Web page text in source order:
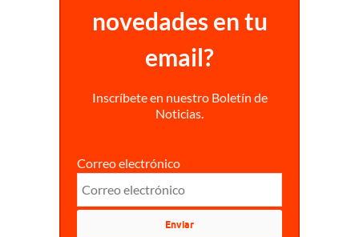
novedades en tu
email?
Inscríbete en nuestro Boletín de
Noticias.
Correo electrónico